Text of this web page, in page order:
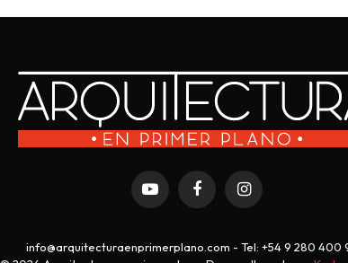
YouTube FacebookInstagram
info@arquitecturaenprimerplano.com - Tel: +54 9 280 400